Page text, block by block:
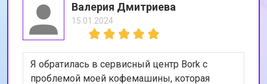
Валерия Дмитриева
15.01.2024
Я обратилась в сервисный центр Bork с
проблемой моей кофемашины, которая